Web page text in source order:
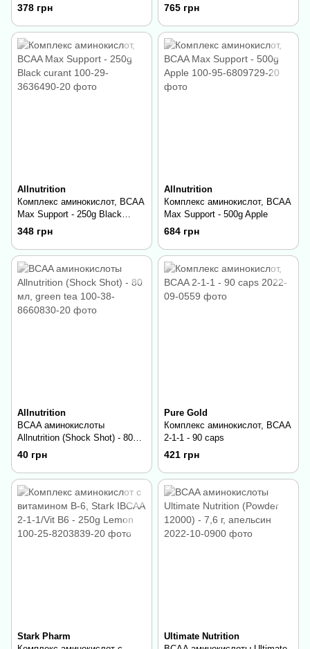
378 грн 765 грн
Allnutrition
Комплекс аминокислот, BCAA
Max Support - 250g Black
curant
348 грн
Allnutrition
Комплекс аминокислот, BCAA
Max Support - 500g Apple
684 грн
Allnutrition
BCAA аминокислоты
Allnutrition (Shock Shot) - 80
мл, green tea
40 грн
Pure Gold
Комплекс аминокислот, BCAA
2-1-1 - 90 caps
421 грн
Stark Pharm
Ultimate Nutrition